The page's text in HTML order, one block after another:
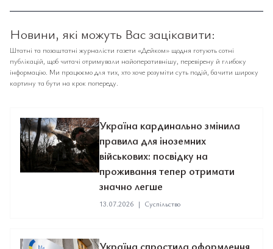
Новини, які можуть Вас зацікавити:
Штатні та позаштатні журналісти газети «Дейком» щодня готують сотні
публікацій, щоб читачі отримували найоперативнішу, перевірену й глибоку
інформацію. Ми працюємо для тих, хто хоче розуміти суть подій, бачити широку
картину та бути на крок попереду.
Україна кардинально змінила
правила для іноземних
військових: посвідку на
проживання тепер отримати
значно легше
13.07.2026 | Суспільство
Україна спростила оформлення